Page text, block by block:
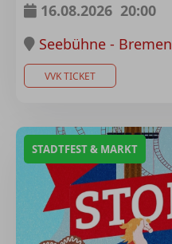
16.08.2026 20:00
Seebühne - Bremen
VVK TICKET
STADTFEST & MARKT